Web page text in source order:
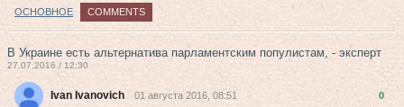
ОСНОВНОЕ COMMENTS
В Украине есть альтернатива парламентским популистам, - эксперт
27.07.2016 / 12:30
Ivan Ivanovich 01 августа 2016, 08:51 0